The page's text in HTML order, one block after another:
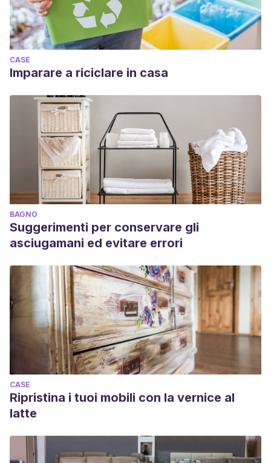
CASE
Imparare a riciclare in casa
BAGNO
Suggerimenti per conservare gli
asciugamani ed evitare errori
CASE
Ripristina i tuoi mobili con la vernice al
latte